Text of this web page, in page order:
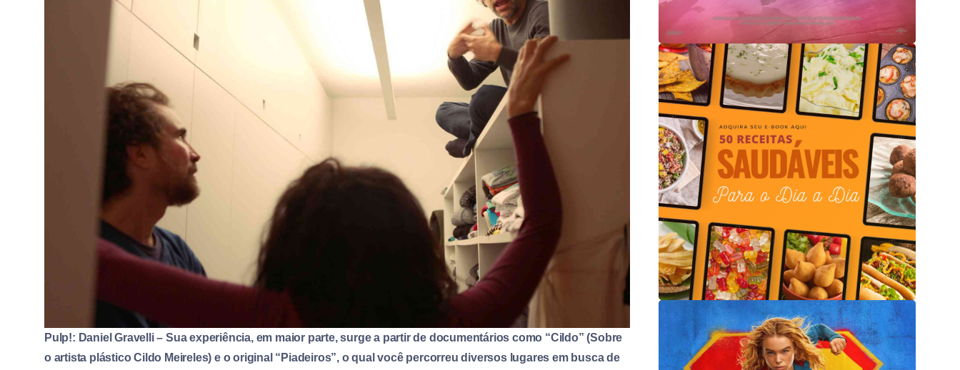
Pulp!: Daniel Gravelli – Sua experiência, em maior parte, surge a partir de documentários como “Cildo” (Sobre
o artista plástico Cildo Meireles) e o original “Piadeiros”, o qual você percorreu diversos lugares em busca de